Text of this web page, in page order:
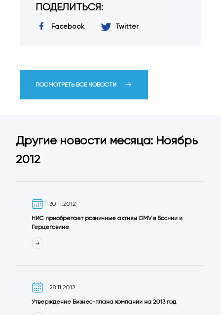
ПОДЕЛИТЬСЯ:
Facebook Twitter
ПОСМОТРЕТЬ ВСЕ НОВОСТИ
Другие новости месяца: Ноябрь
2012
30.11.2012
НИС приобретает розничные активы ОMV в Боснии и
Герцеговине
28.11.2012
Утверждение Бизнес-плана компании на 2013 год